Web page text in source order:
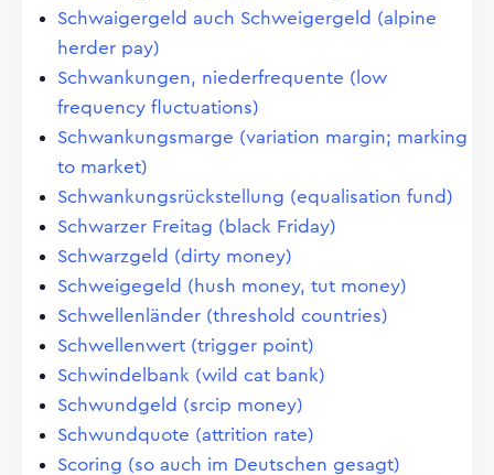
Schwaigergeld auch Schweigergeld (alpine
herder pay)
Schwankungen, niederfrequente (low
frequency fluctuations)
Schwankungsmarge (variation margin; marking
to market)
Schwankungsrückstellung (equalisation fund)
Schwarzer Freitag (black Friday)
Schwarzgeld (dirty money)
Schweigegeld (hush money, tut money)
Schwellenländer (threshold countries)
Schwellenwert (trigger point)
Schwindelbank (wild cat bank)
Schwundgeld (srcip money)
Schwundquote (attrition rate)
Scoring (so auch im Deutschen gesagt)